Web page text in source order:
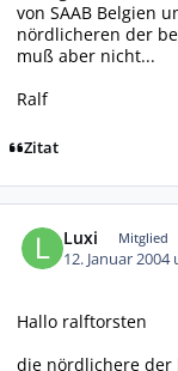
von SAAB Belgien
nördlicheren der
muß aber nicht...
Ralf
Zitat
Luxi Mitglied
12. Januar 2004
Hallo ralftorsten
die nördlichere der